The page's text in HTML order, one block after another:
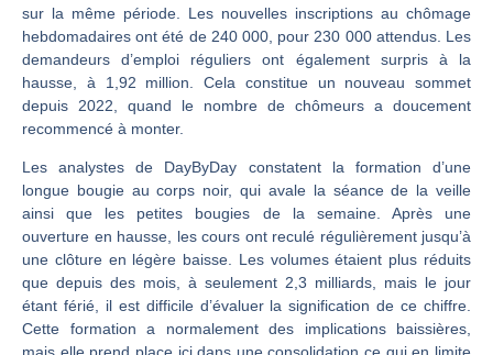
Le monde a changé de règles cette nuit. Personne ne vous l’a encore dit | Louis-Antoine Michelet
EUR/USD : Une réunion à priori sans saveur | Philippe Lhermie – Flash Forex
Les événements de cette semaine à venir | Philippe Lhermie – Flash Forex
Les investisseurs y croient toujours | Point Stratégique Hebdomadaire – Éric Galiègue
Une inertie haussière qui ralentit | Antoine Quesada – Chrono CAC
Pourquoi le monde entier vacille en même temps cette semaine ? | par Louis-Antoine Michelet
WTI : Explosion mais réserves au plus bas | Denis Desclos – Market Movers
sur la même période. Les nouvelles inscriptions au chômage
hebdomadaires ont été de 240 000, pour 230 000 attendus. Les
demandeurs d’emploi réguliers ont également surpris à la
hausse, à 1,92 million. Cela constitue un nouveau sommet
depuis 2022, quand le nombre de chômeurs a doucement
recommencé à monter.
Les analystes de DayByDay constatent la formation d’une
longue bougie au corps noir, qui avale la séance de la veille
ainsi que les petites bougies de la semaine. Après une
ouverture en hausse, les cours ont reculé régulièrement jusqu’à
une clôture en légère baisse. Les volumes étaient plus réduits
que depuis des mois, à seulement 2,3 milliards, mais le jour
étant férié, il est difficile d’évaluer la signification de ce chiffre.
Cette formation a normalement des implications baissières,